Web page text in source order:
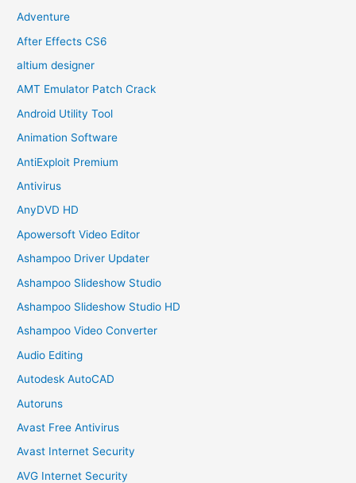
Adventure
After Effects CS6
altium designer
AMT Emulator Patch Crack
Android Utility Tool
Animation Software
AntiExploit Premium
Antivirus
AnyDVD HD
Apowersoft Video Editor
Ashampoo Driver Updater
Ashampoo Slideshow Studio
Ashampoo Slideshow Studio HD
Ashampoo Video Converter
Audio Editing
Autodesk AutoCAD
Autoruns
Avast Free Antivirus
Avast Internet Security
AVG Internet Security